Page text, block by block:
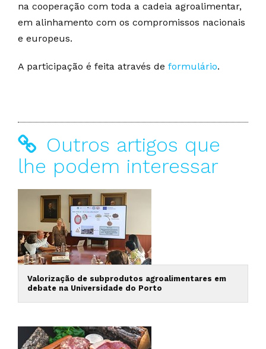
na cooperação com toda a cadeia agroalimentar,
em alinhamento com os compromissos nacionais
e europeus.
A participação é feita através de formulário.
Outros artigos que
lhe podem interessar
Valorização de subprodutos agroalimentares em
debate na Universidade do Porto